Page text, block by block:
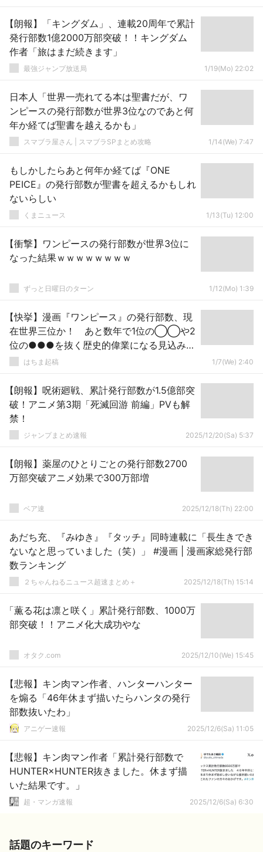
【朗報】「キングダム」、連載20周年で累計
発行部数1億2000万部突破！！キングダム
作者「旅はまだ続きます」
最強ジャンプ放送局 1/19(Mo) 22:02
日本人「世界一売れてる本は聖書だが、ワ
ンピースの発行部数が世界3位なのであと何
年か経てば聖書を越えるかも」
スマブラ屋さん | スマブラSPまとめ攻略 1/14(We) 7:47
もしかしたらあと何年か経てば『ONE
PEICE』の発行部数が聖書を超えるかもしれ
ないらしい
くまニュース 1/13(Tu) 12:00
【衝撃】ワンピースの発行部数が世界3位に
なった結果ｗｗｗｗｗｗｗｗ
ずっと日曜日のターン 1/12(Mo) 1:39
【快挙】漫画『ワンピース』の発行部数、現
在世界三位か！ あと数年で1位の◯◯や2
位の●●●を抜く歴史的偉業になる見込みｗ
ｗｗｗｗ
はちま起稿 1/7(We) 2:40
【朗報】呪術廻戦、累計発行部数が1.5億部突
破！アニメ第3期「死滅回游 前編」PVも解
禁！
ジャンプまとめ速報 2025/12/20(Sa) 5:37
【朗報】薬屋のひとりごとの発行部数2700
万部突破アニメ効果で300万部増
ベア速 2025/12/18(Th) 22:00
あだち充、『みゆき』『タッチ』同時連載に「長生きでき
ないなと思っていました（笑）」 #漫画 | 漫画家総発行部
数ランキング
２ちゃんねるニュース超速まとめ＋ 2025/12/18(Th) 15:14
「薫る花は凛と咲く」累計発行部数、1000万
部突破！！アニメ化大成功やな
オタク.com 2025/12/10(We) 15:45
【悲報】キン肉マン作者、ハンターハンター
を煽る「46年休まず描いたらハンタの発行
部数抜いたわ」
アニゲー速報 2025/12/6(Sa) 11:05
【悲報】キン肉マン作者「累計発行部数で
HUNTER×HUNTER抜きました。休まず描
いた結果です。」
超・マンガ速報 2025/12/6(Sa) 6:30
話題のキーワード